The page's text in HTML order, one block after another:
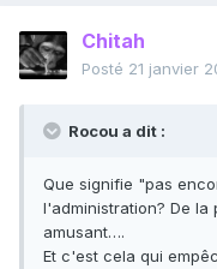
Chitah
Posté 21 janvier
Rocou a dit :
Que signifie "pas
l'administration? De
amusant….
Et c'est cela qui